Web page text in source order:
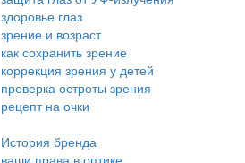
здоровье глаз
зрение и возраст
как сохранить зрение
коррекция зрения у детей
проверка остроты зрения
рецепт на очки
История бренда